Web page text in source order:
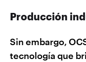
Producción
Sin embargo,
tecnología que